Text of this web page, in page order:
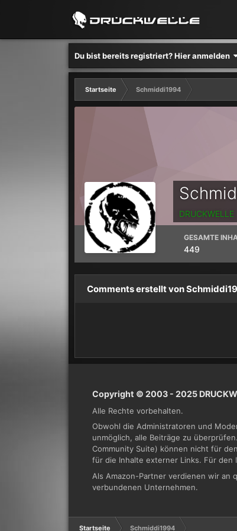
Du bist bereits registriert? Hier anmelden
Startseite Schmiddi1994
DRUCKWELLE
GESAMTE
449
Comments erstellt von
Copyright © 2003 - 2025
Alle Rechte vorbehalten.
Obwohl die Administratoren und
unmöglich, alle Beiträge zu
Community Suite) können nicht für
für die Inhalte externer Links. Für
Als Amazon-Partner verdienen wir an
verbundenen Unternehmen.
Startseite Schmiddi1994